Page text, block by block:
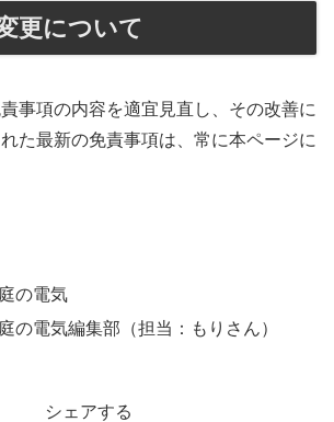
更について
事項の内容を適宜見直し、その改善に
た最新の免責事項は、常に本ページに
の電気
の電気編集部（担当：もりさん）
シェアする